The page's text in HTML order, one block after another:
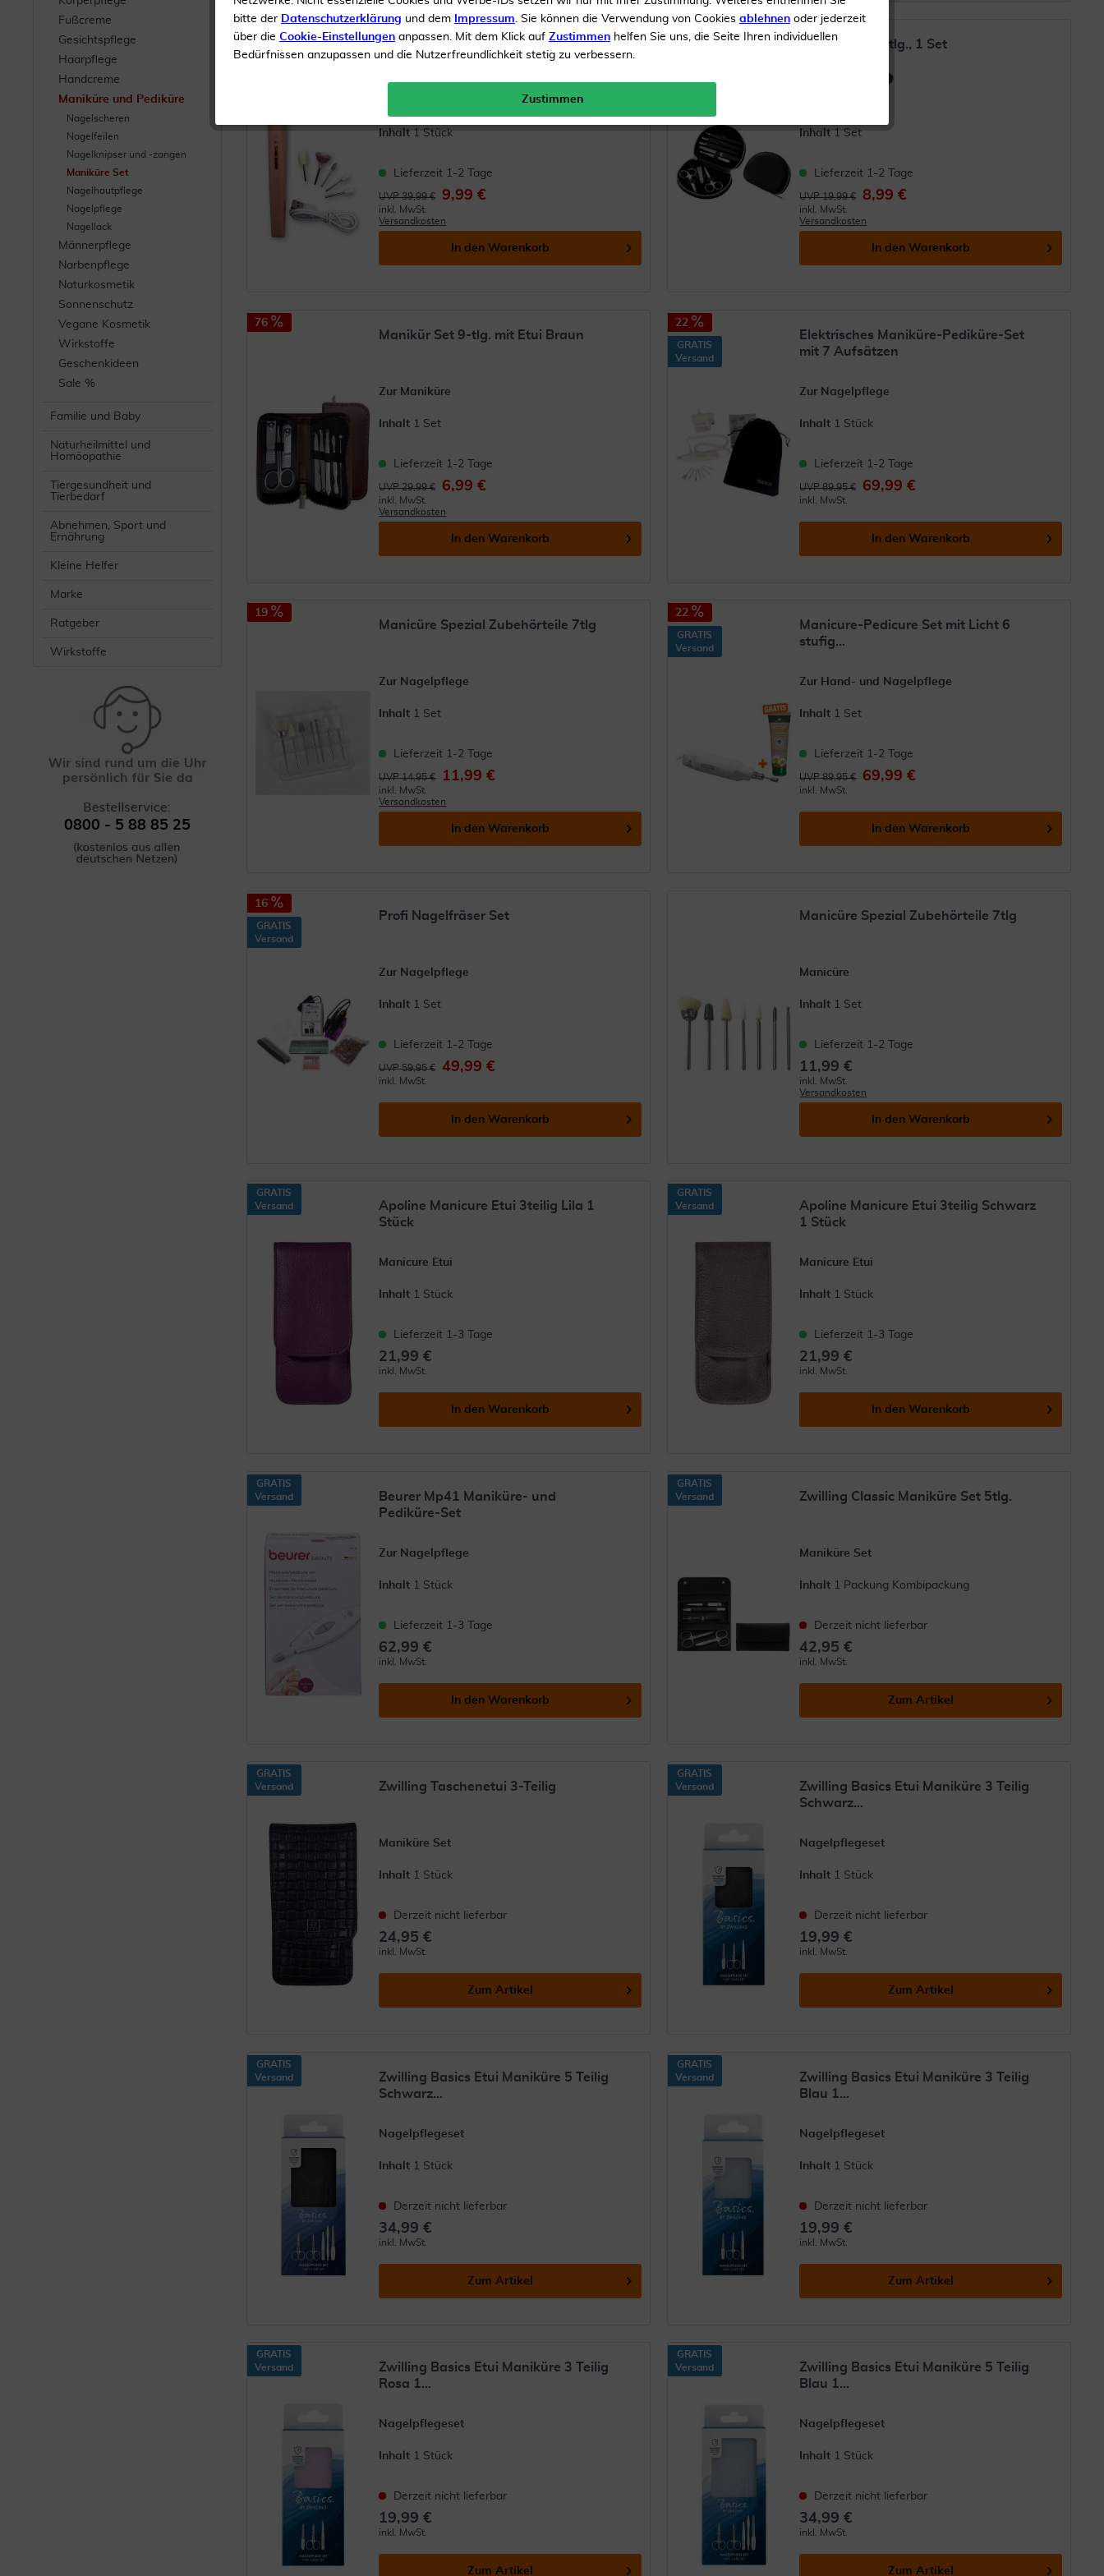
Fußcreme
Gesichtspflege
Haarpflege
Handcreme
Maniküre und Pediküre
Nagelscheren
Nagelfeilen
Nagelknipser und -zangen
Maniküre Set
Nagelhautpflege
Nagelpflege
Nagellack
Männerpflege
Narbenpflege
Naturkosmetik
Sonnenschutz
Vegane Kosmetik
Wirkstoffe
Geschenkideen
Sale %
Familie und Baby
Naturheilmittel und
Homöopathie
Tiergesundheit und
Tierbedarf
Abnehmen, Sport und
Ernährung
Kleine Helfer
Marke
Ratgeber
Wirkstoffe
0800 - 5 88 85 25
75
Elektrisches Maniküre- & Pediküre-
Set
(3)
Inhalt 1 Stück
Lieferzeit 1-2 Tage
UVP 39,99 € 9,99 €
inkl. MwSt.
Versandkosten
In den Warenkorb
55
Manikür-Set 8tlg., 1 Set
Inhalt 1 Set
Lieferzeit 1-2 Tage
UVP 19,99 € 8,99 €
inkl. MwSt.
Versandkosten
In den Warenkorb
76
Manikür Set 9-tlg. mit Etui Braun
Zur Maniküre
Inhalt 1 Set
Lieferzeit 1-2 Tage
UVP 29,99 € 6,99 €
inkl. MwSt.
Versandkosten
In den Warenkorb
22
GRATIS
Versand
Elektrisches Maniküre-Pediküre-Set
mit 7 Aufsätzen
Zur Nagelpflege
Inhalt 1 Stück
Lieferzeit 1-2 Tage
UVP 89,95 € 69,99 €
inkl. MwSt.
In den Warenkorb
19
Manicüre Spezial Zubehörteile 7tlg
Zur Nagelpflege
Inhalt 1 Set
Lieferzeit 1-2 Tage
UVP 14,95 € 11,99 €
inkl. MwSt.
Versandkosten
In den Warenkorb
22
GRATIS
Versand
Manicure-Pedicure Set mit Licht 6
stufig...
Zur Hand- und Nagelpflege
Inhalt 1 Set
Lieferzeit 1-2 Tage
UVP 89,95 € 69,99 €
inkl. MwSt.
In den Warenkorb
16
GRATIS
Versand
Profi Nagelfräser Set
Zur Nagelpflege
Inhalt 1 Set
Lieferzeit 1-2 Tage
UVP 59,95 € 49,99 €
inkl. MwSt.
In den Warenkorb
Manicüre Spezial Zubehörteile 7tlg
Manicüre
Inhalt 1 Set
Lieferzeit 1-2 Tage
11,99 €
inkl. MwSt.
Versandkosten
In den Warenkorb
GRATIS
Versand
Apoline Manicure Etui 3teilig Lila 1
Stück
Manicure Etui
Inhalt 1 Stück
Lieferzeit 1-3 Tage
21,99 €
inkl. MwSt.
In den Warenkorb
GRATIS
Versand
Apoline Manicure Etui 3teilig Schwarz
1 Stück
Manicure Etui
Inhalt 1 Stück
Lieferzeit 1-3 Tage
21,99 €
inkl. MwSt.
In den Warenkorb
GRATIS
Versand
Beurer Mp41 Maniküre- und
Pediküre-Set
Zur Nagelpflege
Inhalt 1 Stück
Lieferzeit 1-3 Tage
62,99 €
inkl. MwSt.
In den Warenkorb
GRATIS
Versand
Zwilling Classic Maniküre Set 5tlg.
Maniküre Set
Inhalt 1 Packung Kombipackung
Derzeit nicht lieferbar
42,95 €
inkl. MwSt.
Zum Artikel
GRATIS
Versand
Zwilling Taschenetui 3-Teilig
Maniküre Set
Inhalt 1 Stück
Derzeit nicht lieferbar
24,95 €
inkl. MwSt.
Zum Artikel
GRATIS
Versand
Zwilling Basics Etui Maniküre 3 Teilig
Schwarz...
Nagelpflegeset
Inhalt 1 Stück
Derzeit nicht lieferbar
19,99 €
inkl. MwSt.
Zum Artikel
GRATIS
Versand
Zwilling Basics Etui Maniküre 5 Teilig
Schwarz...
Nagelpflegeset
Inhalt 1 Stück
Derzeit nicht lieferbar
34,99 €
inkl. MwSt.
Zum Artikel
GRATIS
Versand
Zwilling Basics Etui Maniküre 3 Teilig
Blau 1...
Nagelpflegeset
Inhalt 1 Stück
Derzeit nicht lieferbar
19,99 €
inkl. MwSt.
Zum Artikel
GRATIS
Versand
Zwilling Basics Etui Maniküre 3 Teilig
Rosa 1...
Nagelpflegeset
Inhalt 1 Stück
Derzeit nicht lieferbar
19,99 €
inkl. MwSt.
Zum Artikel
GRATIS
Versand
Zwilling Basics Etui Maniküre 5 Teilig
Blau 1...
Nagelpflegeset
Inhalt 1 Stück
Derzeit nicht lieferbar
34,99 €
inkl. MwSt.
Zum Artikel
bitte der Datenschutzerklärung und dem Impressum. Sie können die Verwendung von Cookies ablehnen oder jederzeit
über die Cookie-Einstellungen anpassen. Mit dem Klick auf Zustimmen helfen Sie uns, die Seite Ihren individuellen
Bedürfnissen anzupassen und die Nutzerfreundlichkeit stetig zu verbessern.
Zustimmen